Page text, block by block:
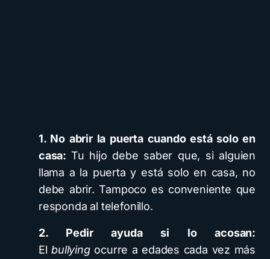
1. No abrir la puerta cuando está solo en
casa: Tu hijo debe saber que, si alguien
llama a la puerta y está solo en casa, no
debe abrir. Tampoco es conveniente que
responda al telefonillo.
2. Pedir ayuda si lo acosan:
Elbullyingocurre a edades cada vez más